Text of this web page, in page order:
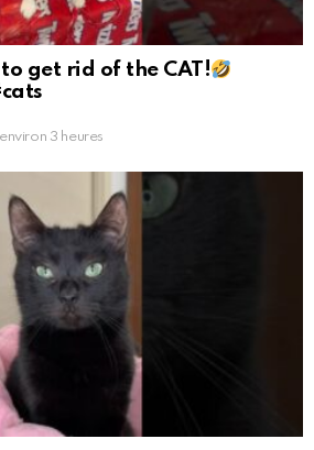
to get rid of the CAT!
3 heures